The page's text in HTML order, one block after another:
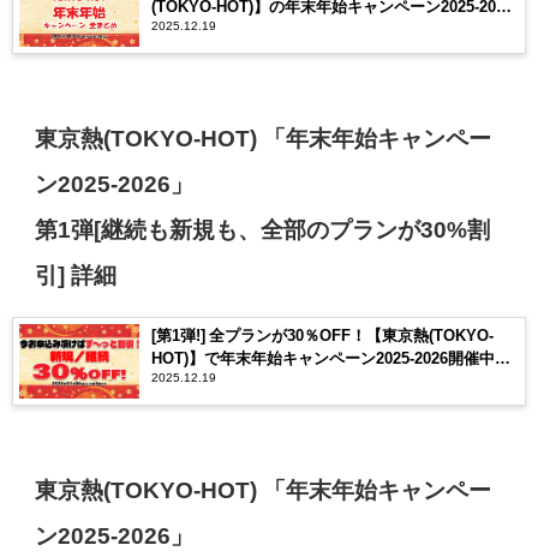
(TOKYO-HOT)】の年末年始キャンペーン2025-2026
｜全プラン30％OFF・Jポイント実質半額・1等300
万ポイントが当たる福引 | 東京熱(TOKYO-HOT)
2025.12.19
東京熱(TOKYO-HOT) 「年末年始キャンペー
ン2025-2026 」
第1弾[継続も新規も、全部のプランが30%割
引] 詳細
[第1弾!] 全プランが30％OFF！【東京熱(TOKYO-
HOT)】で年末年始キャンペーン2025-2026開催中！ |
東京熱(TOKYO-HOT)【2025年12月最新版】
2025.12.19
東京熱(TOKYO-HOT) 「年末年始キャンペー
ン2025-2026 」